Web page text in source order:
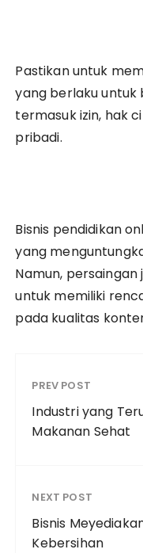
Pastikan untuk
yang berlaku untuk
termasuk izin, hak
pribadi.
Bisnis pendidikan
yang
Namun,
untuk memiliki
pada kualitas
PREV POST
Industri yang
Makanan Sehat
NEXT POST
Bisnis
Kebersihan